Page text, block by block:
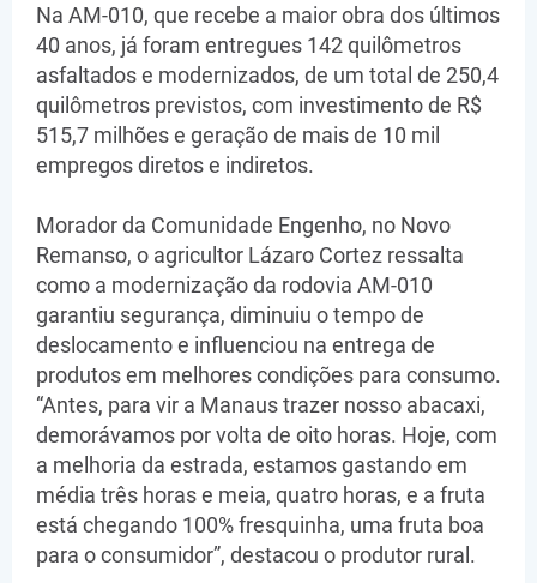
Na AM-010, que recebe a maior obra dos últimos
40 anos, já foram entregues 142 quilômetros
asfaltados e modernizados, de um total de 250,4
quilômetros previstos, com investimento de R$
515,7 milhões e geração de mais de 10 mil
empregos diretos e indiretos.
Morador da Comunidade Engenho, no Novo
Remanso, o agricultor Lázaro Cortez ressalta
como a modernização da rodovia AM-010
garantiu segurança, diminuiu o tempo de
deslocamento e influenciou na entrega de
produtos em melhores condições para consumo.
“Antes, para vir a Manaus trazer nosso abacaxi,
demorávamos por volta de oito horas. Hoje, com
a melhoria da estrada, estamos gastando em
média três horas e meia, quatro horas, e a fruta
está chegando 100% fresquinha, uma fruta boa
para o consumidor”, destacou o produtor rural.